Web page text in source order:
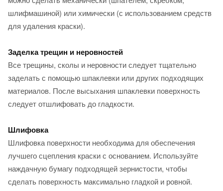
шлифмашиной) или химически (с использованием средств
для удаления краски).
Заделка трещин и неровностей
Все трещины, сколы и неровности следует тщательно
заделать с помощью шпаклевки или других подходящих
материалов. После высыхания шпаклевки поверхность
следует отшлифовать до гладкости.
Шлифовка
Шлифовка поверхности необходима для обеспечения
лучшего сцепления краски с основанием. Используйте
наждачную бумагу подходящей зернистости, чтобы
сделать поверхность максимально гладкой и ровной.